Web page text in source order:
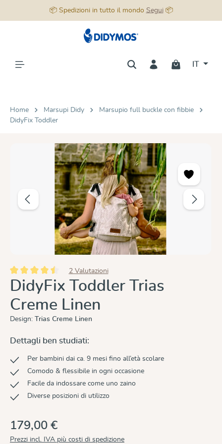
📦 Spedizioni in tutto il mondo Segui📦
Home Marsupi Didy
Marsupio full buckle con fibbie
DidyFix Toddler
Salta la galleria di immagini
Valutazione media di 4.5 su 5 stelle
2 Valutazioni
DidyFix Toddler Trias
Creme Linen
Design: Trias Creme Linen
Dettagli ben studiati:
Per bambini dai ca. 9 mesi fino all’età scolare
Comodo & flessibile in ogni occasione
Facile da indossare come uno zaino
Diverse posizioni di utilizzo
179,00 €
Prezzi incl. IVA più costi di spedizione